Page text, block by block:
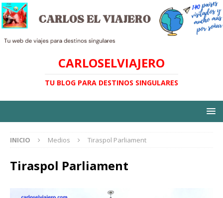
CARLOSELVIAJERO
TU BLOG PARA DESTINOS SINGULARES
INICIO Medios Tiraspol Parliament
Tiraspol Parliament